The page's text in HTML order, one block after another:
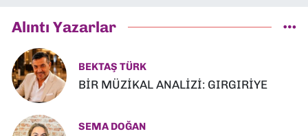
Alıntı Yazarlar
BEKTAŞ TÜRK
BİR MÜZİKAL ANALİZİ: GIRGIRİYE
SEMA DOĞAN